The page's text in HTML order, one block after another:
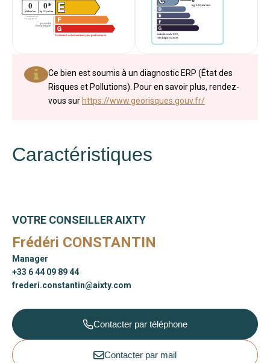
Ce bien est soumis à un diagnostic ERP (État des
Risques et Pollutions). Pour en savoir plus, rendez-
vous sur https://www.georisques.gouv.fr/
Caractéristiques
VOTRE CONSEILLER AIXTY
Frédéri CONSTANTIN
Manager
+33 6 44 09 89 44
frederi.constantin@aixty.com
Contacter par téléphone
Contacter par mail